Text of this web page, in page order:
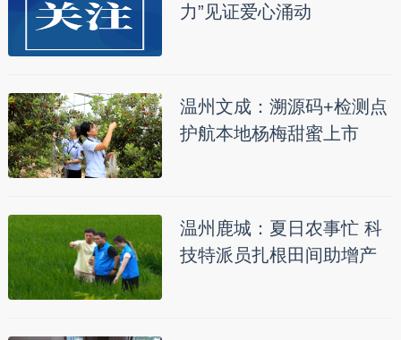
力”见证爱心涌动
温州文成：溯源码+检测点
护航本地杨梅甜蜜上市
温州鹿城：夏日农事忙 科
技特派员扎根田间助增产